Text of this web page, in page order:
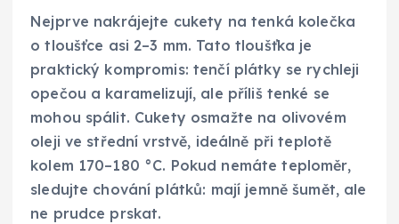
Nejprve nakrájejte cukety na tenká kolečka
o tloušťce asi 2–3 mm. Tato tloušťka je
praktický kompromis: tenčí plátky se rychleji
opečou a karamelizují, ale příliš tenké se
mohou spálit. Cukety osmažte na olivovém
oleji ve střední vrstvě, ideálně při teplotě
kolem 170–180 °C. Pokud nemáte teploměr,
sledujte chování plátků: mají jemně šumět, ale
ne prudce prskat.